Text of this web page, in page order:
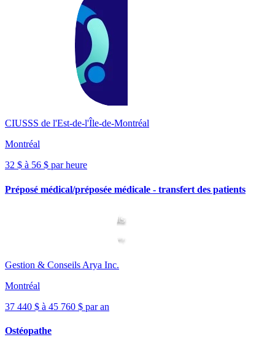
CIUSSS de l'Est-de-l'Île-de-Montréal
Montréal
32 $ à 56 $ par heure
Préposé médical/préposée médicale - transfert des patients
Gestion & Conseils Arya Inc.
Montréal
37 440 $ à 45 760 $ par an
Ostéopathe